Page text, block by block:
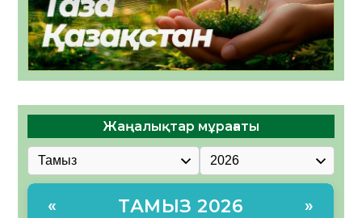
Жаңалықтар мұрағаты
« ТАМЫЗ 2026 »